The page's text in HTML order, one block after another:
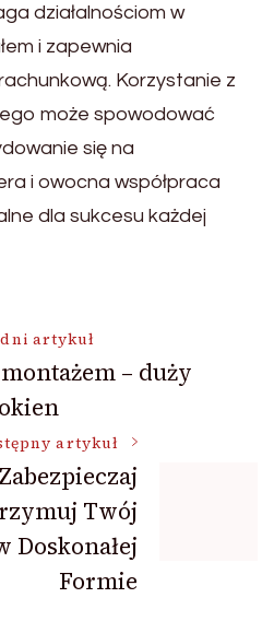
działalnościom w
i zapewnia
Korzystanie z
może spowodować
się na
i owocna współpraca
dla sukcesu każdej
artykuł
– duży
artykuł
Twój
Doskonałej
Formie